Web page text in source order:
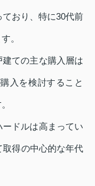
おり、特に30代前
。
ての主な購入層は
入を検討すること
ドルは高まってい
取得の中心的な年代